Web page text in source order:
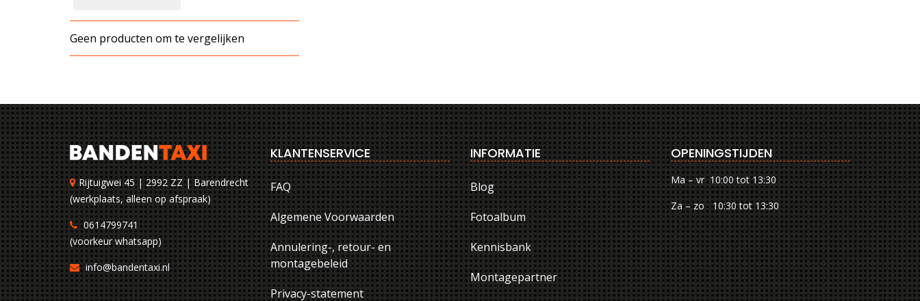
Geen producten om te vergelijken
Rijtuigwei 45 | 2992 ZZ | Barendrecht
(werkplaats, alleen op afspraak)
0614799741
(voorkeur whatsapp)
info@bandentaxi.nl
KLANTENSERVICE
FAQ
Algemene Voorwaarden
Annulering-, retour- en
montagebeleid
Privacy-statement
INFORMATIE
Blog
Fotoalbum
Kennisbank
Montagepartner
OPENINGSTIJDEN
Ma – vr 10:00 tot 13:30
Za – zo 10:30 tot 13:30